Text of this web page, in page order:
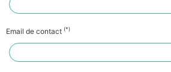
Email de contact (*)